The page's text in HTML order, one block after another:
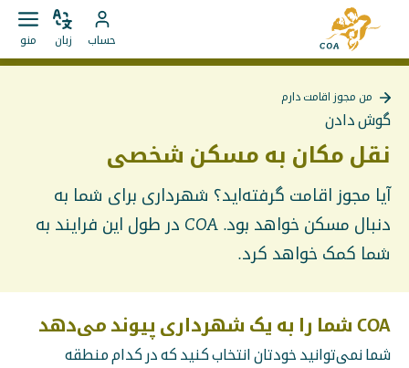
مستقیما
محتوا
صفحه
اصلی
به
حساب
حساب
زبان
تغییر
زبان
باز
منو
منو
بازگشت
به
Page
من مجوز اقامت دارم
گوش دادن
نقل مکان به مسکن شخصی
آیا مجوز اقامت گرفته‌اید؟ شهرداری برای شما به
دنبال مسکن خواهد بود. COA در طول این فرایند به
شما کمک خواهد کرد.
COA شما را به یک شهرداری پیوند می‌دهد
شما نمی‌توانید خودتان انتخاب کنید که در کدام منطقه